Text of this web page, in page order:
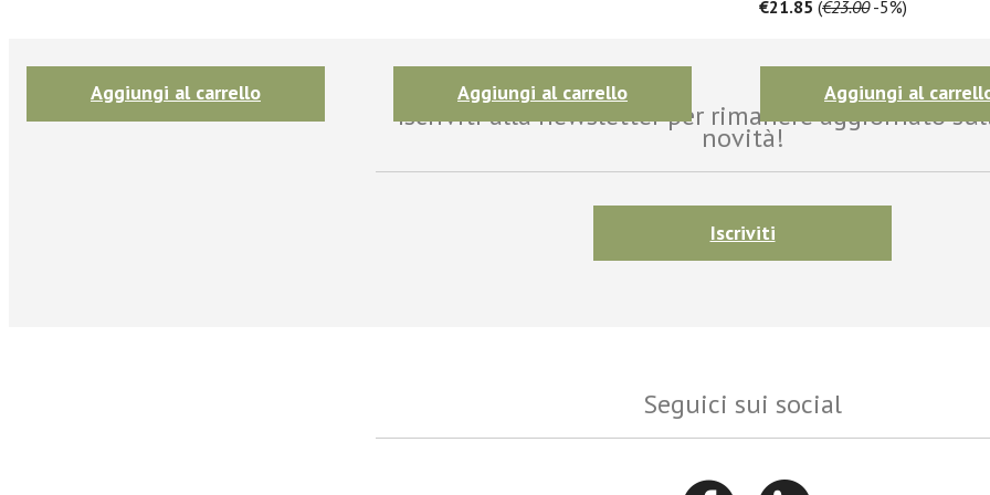
Aggiungi al carrello Aggiungi al carrello
€21.85 (€23.00-5%)
Aggiungi al
Iscriviti alla newsletter per rimanere aggiornato
novità!
Iscriviti
Seguici sui social